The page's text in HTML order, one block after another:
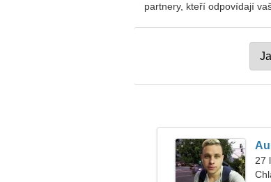
partnery, kteří odpovídají
27